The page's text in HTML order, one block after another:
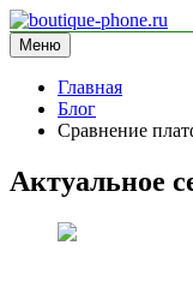
Перейти
к
содержимому
boutique-phone.ru
информационный сайт
Меню
Главная
Блог
Сравнение
Актуальное